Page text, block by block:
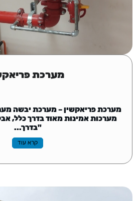
מערכת
מערכת פריאקשין – מערכת יבשה
מערכות אמינות מאוד בדרך כלל,
"בדרך...
קרא עוד